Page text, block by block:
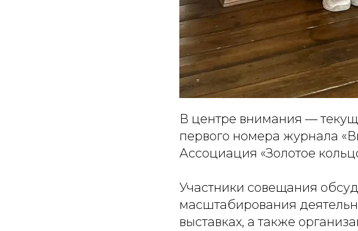
В центре внимания —
первого номера журнала
Ассоциация «Золотое
Участники совещания
масштабирования
выставках, а также